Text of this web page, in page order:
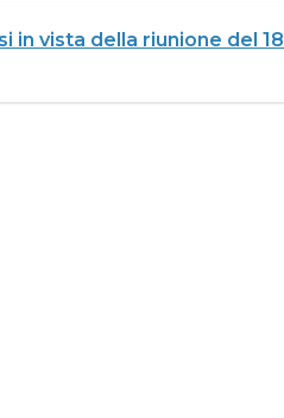
in vista della riunione del 18